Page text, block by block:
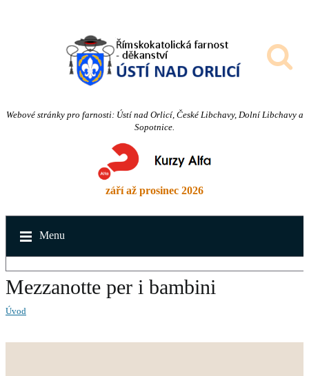
Webové stránky pro farnosti: Ústí nad Orlicí, České Libchavy, Dolní Libchavy a
Sopotnice.
září až prosinec 2026
Menu
Mezzanotte per i bambini
Úvod